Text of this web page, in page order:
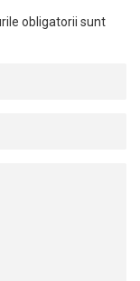
obligatorii sunt